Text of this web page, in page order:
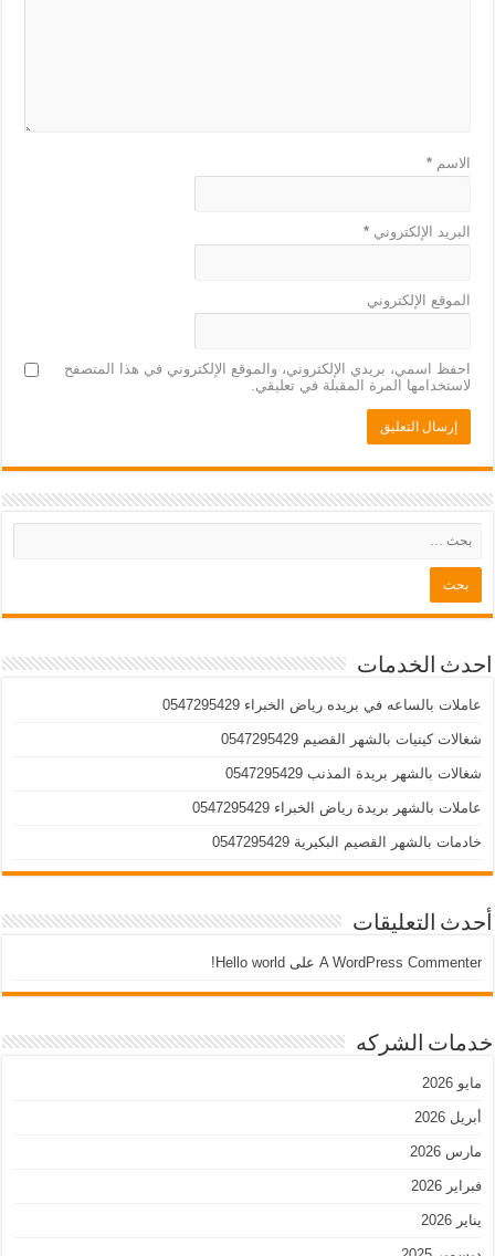
الاسم*
البريد الإلكتروني*
الموقع الإلكتروني
احفظ اسمي، بريدي الإلكتروني، والموقع الإلكتروني في هذا المتصفح
لاستخدامها المرة المقبلة في تعليقي.
احدث الخدمات
عاملات بالساعه في بريده رياض الخبراء 0547295429
شغالات كينيات بالشهر القصيم 0547295429
شغالات بالشهر بريدة المذنب 0547295429
عاملات بالشهر بريدة رياض الخبراء 0547295429
خادمات بالشهر القصيم البكيرية 0547295429
أحدث التعليقات
A WordPress Commenter على Hello world!
خدمات الشركه
مايو 2026
أبريل 2026
مارس 2026
فبراير 2026
يناير 2026